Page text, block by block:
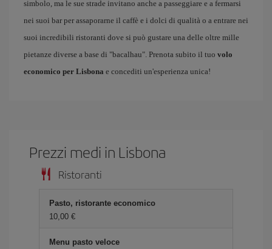
simbolo, ma le sue strade invitano anche a passeggiare e a fermarsi
nei suoi bar per assaporarne il caffè e i dolci di qualità o a entrare nei
suoi incredibili ristoranti dove si può gustare una delle oltre mille
pietanze diverse a base di "bacalhau". Prenota subito il tuo volo
economico per Lisbona e concediti un'esperienza unica!
Prezzi medi in Lisbona
Ristoranti
Pasto, ristorante economico
10,00 €
Menu pasto veloce